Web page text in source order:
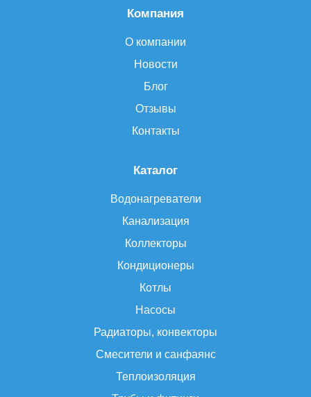
Каталог
Водонагреватели
Канализация
Коллекторы
Кондиционеры
Котлы
Насосы
Радиаторы, конвекторы
Смесители и санфаянс
Теплоизоляция
Компания
О компании
Новости
Блог
Отзывы
Контакты